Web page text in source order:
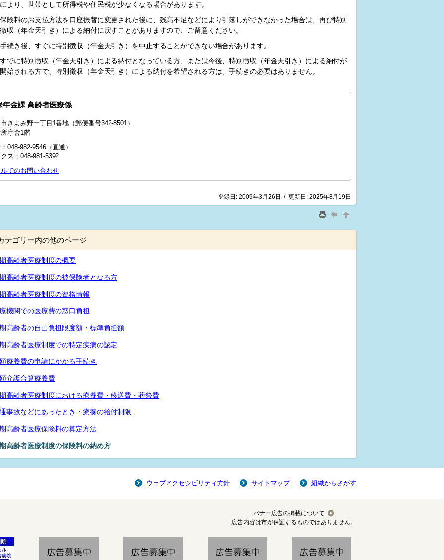
により、世帯として所得税や住民税が少なくなる場合があります。
保険料のお支払方法を口座振替に変更された後に、残高不足などにより引落しができなかった場合は、再び特別
徴収（年金天引き）による納付に戻すことがありますので、ご留意ください。
手続き後、すぐに特別徴収（年金天引き）を中止することができない場合があります。
すでに特別徴収（年金天引き）による納付となっている方、または今後、特別徴収（年金天引き）による納付が
開始される方で、特別徴収（年金天引き）による納付を希望される方は、手続きの必要はありません。
年金課 高齢者医療係
きよみ野一丁目1番地（郵便番号342-8501）
庁舎1階
048-982-9546（直通）
ス：048‐981‐5392
でのお問い合わせ
登録日: 2009年3月26日 / 更新日: 2025年8月19日
テゴリー内の他のページ
高齢者医療制度の概要
高齢者医療制度の被保険者となる方
高齢者医療制度の資格情報
機関での医療費の窓口負担
高齢者の自己負担限度額・標準負担額
高齢者医療制度での特定疾病の認定
療養費の申請にかかる手続き
介護合算療養費
高齢者医療制度における療養費・移送費・葬祭費
事故などにあったとき・療養の給付制限
高齢者医療保険料の算定方法
高齢者医療制度の保険料の納め方
ウェブアクセシビリティ方針 サイトマップ 組織からさがす
バナー広告の掲載について
広告内容は市が保証するものではありません。